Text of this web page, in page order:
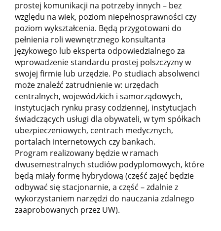
prostej komunikacji na potrzeby innych – bez
względu na wiek, poziom niepełnosprawności czy
poziom wykształcenia. Będą przygotowani do
pełnienia roli wewnętrznego konsultanta
językowego lub eksperta odpowiedzialnego za
wprowadzenie standardu prostej polszczyzny w
swojej firmie lub urzędzie. Po studiach absolwenci
może znaleźć zatrudnienie w: urzędach
centralnych, wojewódzkich i samorządowych,
instytucjach rynku prasy codziennej, instytucjach
świadczących usługi dla obywateli, w tym spółkach
ubezpieczeniowych, centrach medycznych,
portalach internetowych czy bankach.
Program realizowany będzie w ramach
dwusemestralnych studiów podyplomowych, które
będą miały formę hybrydową (część zajęć będzie
odbywać się stacjonarnie, a część – zdalnie z
wykorzystaniem narzędzi do nauczania zdalnego
zaaprobowanych przez UW).